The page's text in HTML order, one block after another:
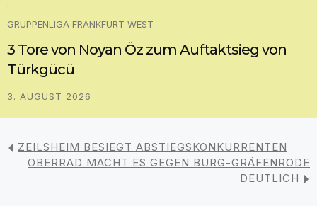
GRUPPENLIGA FRANKFURT WEST
3 Tore von Noyan Öz zum Auftaktsieg von
Türkgücü
3. AUGUST 2026
ZEILSHEIM BESIEGT ABSTIEGSKONKURRENTEN
OBERRAD MACHT ES GEGEN BURG-GRÄFENRODE
DEUTLICH